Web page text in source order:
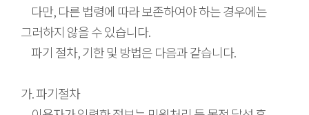
다만, 다른 법령에 따라 보존하여야 하는 경우에는
그러하지 않을 수 있습니다.
파기 절차, 기한 및 방법은 다음과 같습니다.
가. 파기절차